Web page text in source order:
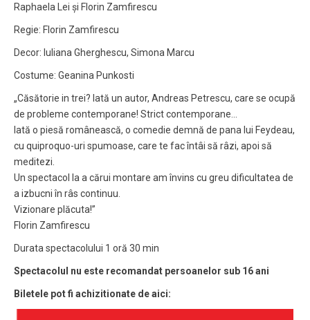
Raphaela Lei și Florin Zamfirescu
Regie: Florin Zamfirescu
Decor: Iuliana Gherghescu, Simona Marcu
Costume: Geanina Punkosti
„Căsătorie in trei? Iată un autor, Andreas Petrescu, care se ocupă
de probleme contemporane! Strict contemporane…
Iată o piesă românească, o comedie demnă de pana lui Feydeau,
cu quiproquo-uri spumoase, care te fac întâi să râzi, apoi să
meditezi.
Un spectacol la a cărui montare am învins cu greu dificultatea de
a izbucni în râs continuu.
Vizionare plăcuta!”
Florin Zamfirescu
Durata spectacolului 1 oră 30 min
Spectacolul nu este recomandat persoanelor sub 16 ani
Biletele pot fi achizitionate de aici: